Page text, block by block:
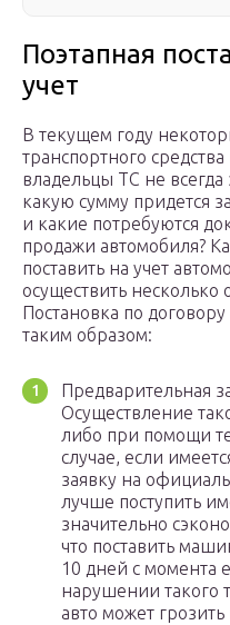
Поэтапная
учет
В текущем году
транспортного
владельцы ТС не
какую сумму придется
и какие потребуются
продажи автомобиля?
поставить на учет
осуществить несколько
Постановка по
таким образом:
Предварительная
Осуществление
либо при помощи
случае, если
заявку на
лучше поступить
значительно
что поставить
10 дней с момента
нарушении такого
авто может